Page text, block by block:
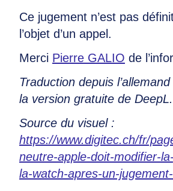
Ce jugement n’est pas
l’objet d’un appel.
Merci Pierre GALIO de
Traduction depuis
la version gratuite de DeepL.
Source du visuel :
https://www.digitec.ch/fr/
neutre-apple-doit-modifier-
la-watch-apres-un-